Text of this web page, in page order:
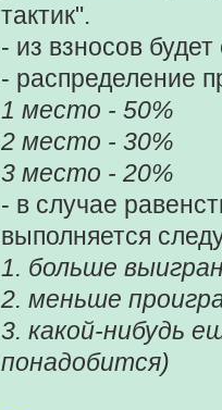
тактик".
- из взносов
- распределение
1 место - 50%
2 место - 30%
3 место - 20%
- в случае
выполняется
1. больше
2. меньше
3. какой-нибудь
понадобится)